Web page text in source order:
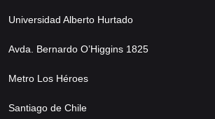
Universidad Alberto Hurtado
Avda. Bernardo O’Higgins 1825
Metro Los Héroes
Santiago de Chile